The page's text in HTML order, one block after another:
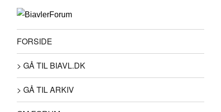
FORSIDE
> GÅ TIL BIAVL.DK
> GÅ TIL ARKIV